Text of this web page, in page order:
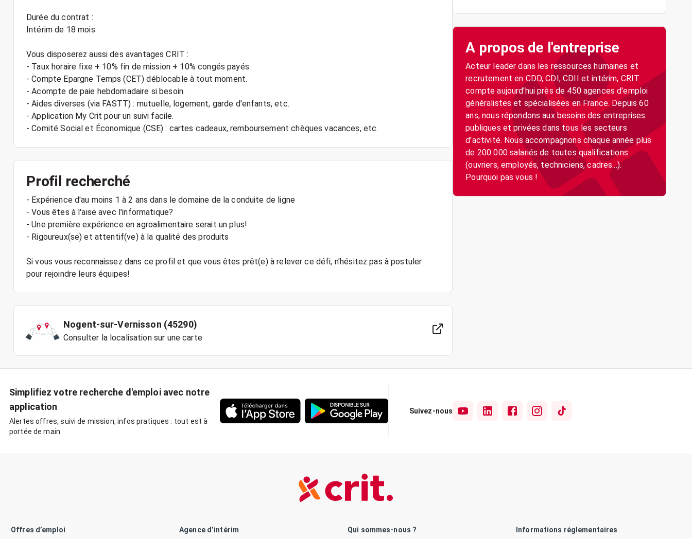
Durée du contrat :
Intérim de 18 mois
Vous disposerez aussi des avantages CRIT :
- Taux horaire fixe + 10% fin de mission + 10% congés payés.
- Compte Epargne Temps (CET) déblocable à tout moment.
- Acompte de paie hebdomadaire si besoin.
- Aides diverses (via FASTT) : mutuelle, logement, garde d'enfants, etc.
- Application My Crit pour un suivi facile.
Profil recherché
- Expérience d'au moins 1 à 2 ans dans le domaine de la conduite de ligne
- Vous êtes à l'aise avec l'informatique?
- Une première expérience en agroalimentaire serait un plus!
- Rigoureux(se) et attentif(ve) à la qualité des produits
Si vous vous reconnaissez dans ce profil et que vous êtes prêt(e) à relever ce défi, n'hésitez pas à postuler
Nogent-sur-Vernisson (45290)
Consulter la localisation sur une carte
A propos de l'entreprise
Acteur leader dans les ressources humaines et
recrutement en CDD, CDI, CDII et intérim, CRIT
compte aujourd'hui près de 450 agences d'emploi
généralistes et spécialisées en France. Depuis 60
ans, nous répondons aux besoins des entreprises
publiques et privées dans tous les secteurs
d'activité. Nous accompagnons chaque année plus
de 200 000 salariés de toutes qualifications
(ouvriers, employés, techniciens, cadres...).
Pourquoi pas vous !
Simplifiez votre recherche d'emploi avec notre
application
Alertes offres, suivi de mission, infos pratiques : tout est à
portée de main.
Suivez-nous
Offres d’emploi Agence d’intérim Qui sommes-nous ? Informations réglementaires